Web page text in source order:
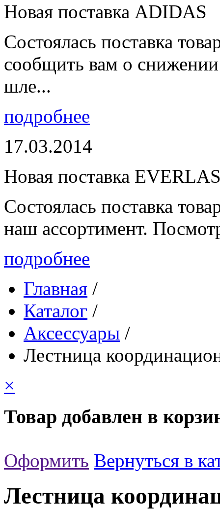
Новая поставка ADIDAS
Состоялась поставка
сообщить вам о
шле...
подробнее
17.03.2014
Новая поставка
Состоялась поставка
наш ассортимент.
подробнее
Главная /
Каталог /
Аксессуары /
Лестница
×
Товар добавлен в
Оформить Вернуться в
Лестница